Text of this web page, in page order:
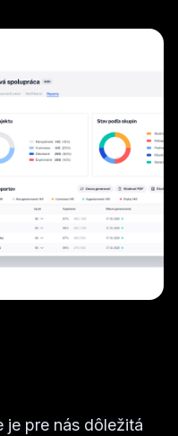
je pre nás dôležitá